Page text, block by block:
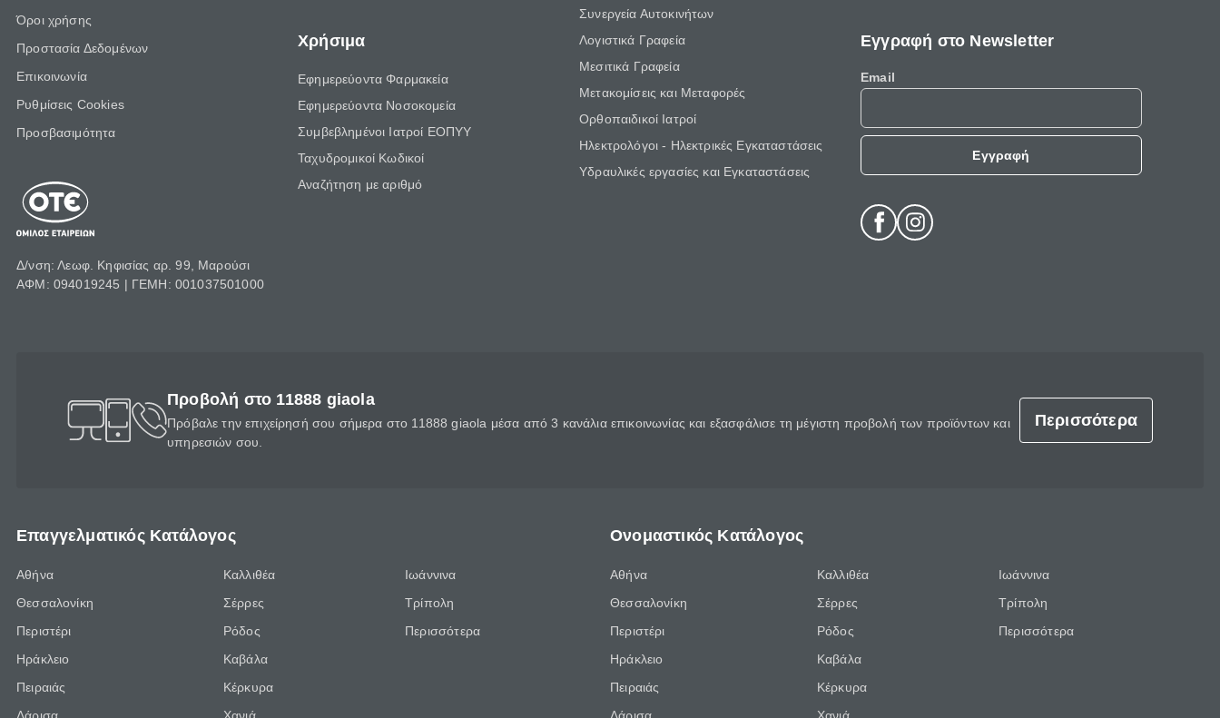
Όροι χρήσης
Προστασία Δεδομένων
Επικοινωνία
Ρυθμίσεις Cookies
Προσβασιμότητα
Δ/νση: Λεωφ. Κηφισίας αρ. 99, Μαρούσι
ΑΦΜ: 094019245 | ΓΕΜΗ: 001037501000
Χρήσιμα
Εφημερεύοντα Φαρμακεία
Εφημερεύοντα Νοσοκομεία
Συμβεβλημένοι Ιατροί ΕΟΠΥΥ
Ταχυδρομικοί Κωδικοί
Αναζήτηση με αριθμό
Συνεργεία Αυτοκινήτων
Λογιστικά Γραφεία
Μεσιτικά Γραφεία
Μετακομίσεις και Μεταφορές
Ορθοπαιδικοί Ιατροί
Ηλεκτρολόγοι - Ηλεκτρικές Εγκαταστάσεις
Υδραυλικές εργασίες και Εγκαταστάσεις
Εγγραφή στο Newsletter
Email
Εγγραφή
Προβολή στο 11888 giaola
Πρόβαλε την επιχείρησή σου σήμερα στο 11888 giaola μέσα από 3 κανάλια επικοινωνίας και εξασφάλισε τη μέγιστη προβολή των προϊόντων και
υπηρεσιών σου.
Περισσότερα
Επαγγελματικός Κατάλογος
Αθήνα
Θεσσαλονίκη
Περιστέρι
Ηράκλειο
Πειραιάς
Καλλιθέα
Σέρρες
Ρόδος
Καβάλα
Κέρκυρα
Ιωάννινα
Τρίπολη
Περισσότερα
Ονομαστικός Κατάλογος
Αθήνα
Θεσσαλονίκη
Περιστέρι
Ηράκλειο
Πειραιάς
Καλλιθέα
Σέρρες
Ρόδος
Καβάλα
Κέρκυρα
Ιωάννινα
Τρίπολη
Περισσότερα